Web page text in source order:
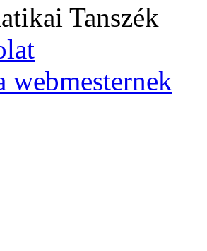
Tanszék
webmesternek